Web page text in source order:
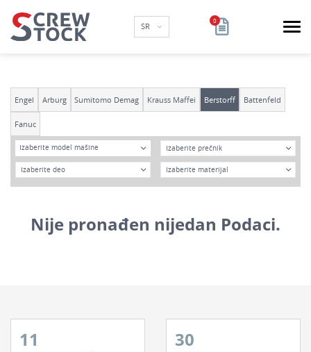
SR
Engel Arburg Sumitomo Demag Krauss Maffei Berstorff Battenfeld
Fanuc
Model
Izaberite model mašine
DIA
Godina
Materijal
Nije pronađen nijedan Podaci.
11 30